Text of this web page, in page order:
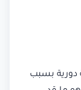
دورية بسبب